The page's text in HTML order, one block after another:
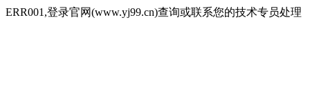
ERR001,登录官网(www.yj99.cn)查询或联系您的技术专员处理